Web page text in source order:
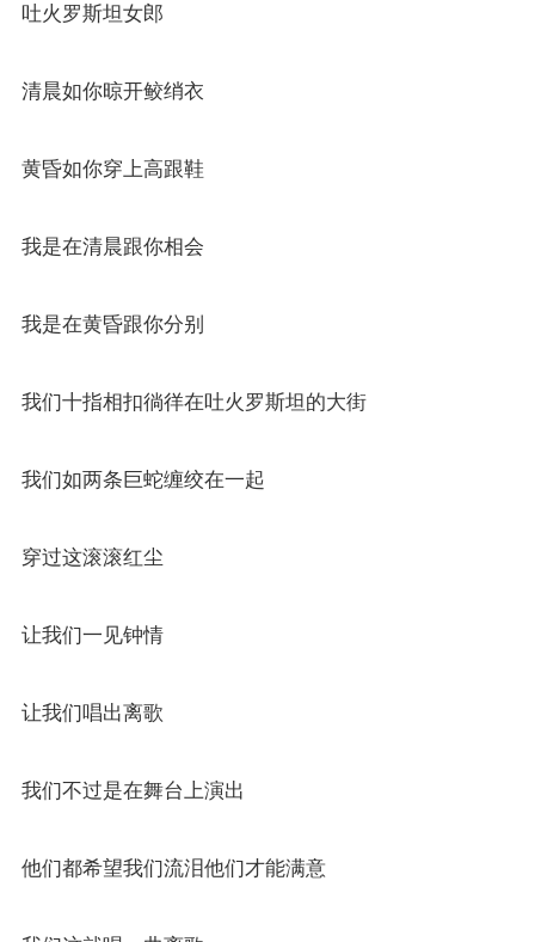
吐火罗斯坦女郎
清晨如你晾开鲛绡衣
黄昏如你穿上高跟鞋
我是在清晨跟你相会
我是在黄昏跟你分别
我们十指相扣徜徉在吐火罗斯坦的大街
我们如两条巨蛇缠绞在一起
穿过这滚滚红尘
让我们一见钟情
让我们唱出离歌
我们不过是在舞台上演出
他们都希望我们流泪他们才能满意